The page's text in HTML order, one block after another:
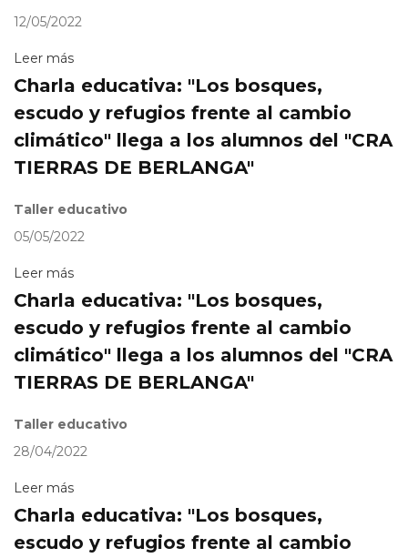
12/05/2022
Leer más
Charla educativa: "Los bosques,
escudo y refugios frente al cambio
climático" llega a los alumnos del "CRA
TIERRAS DE BERLANGA"
Taller educativo
05/05/2022
Leer más
Charla educativa: "Los bosques,
escudo y refugios frente al cambio
climático" llega a los alumnos del "CRA
TIERRAS DE BERLANGA"
Taller educativo
28/04/2022
Leer más
Charla educativa: "Los bosques,
escudo y refugios frente al cambio